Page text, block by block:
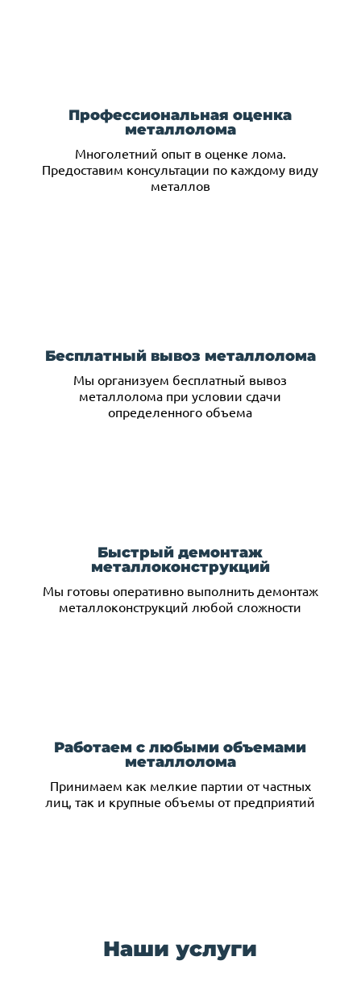
Профессиональная оценка
металлолома
Многолетний опыт в оценке лома.
Предоставим консультации по каждому виду
металлов
Бесплатный вывоз металлолома
Мы организуем бесплатный вывоз
металлолома при условии сдачи
определенного объема
Быстрый демонтаж
металлоконструкций
Мы готовы оперативно выполнить демонтаж
металлоконструкций любой сложности
Работаем с любыми объемами
металлолома
Принимаем как мелкие партии от частных
лиц, так и крупные объемы от предприятий
Наши услуги